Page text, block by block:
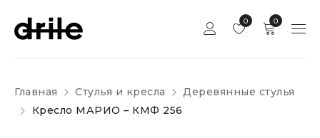
0
0
Главная Стулья и кресла
Деревянные стулья
Кресло МАРИО – КМФ 256